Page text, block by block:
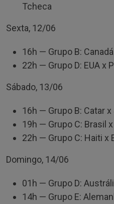
Tcheca
Sexta, 12/06
16h — Grupo B:
22h — Grupo D: EUA x
Sábado, 13/06
16h — Grupo B: Catar x
19h — Grupo C: Brasil
22h — Grupo C: Haiti x
Domingo, 14/06
01h — Grupo D:
14h — Grupo E: